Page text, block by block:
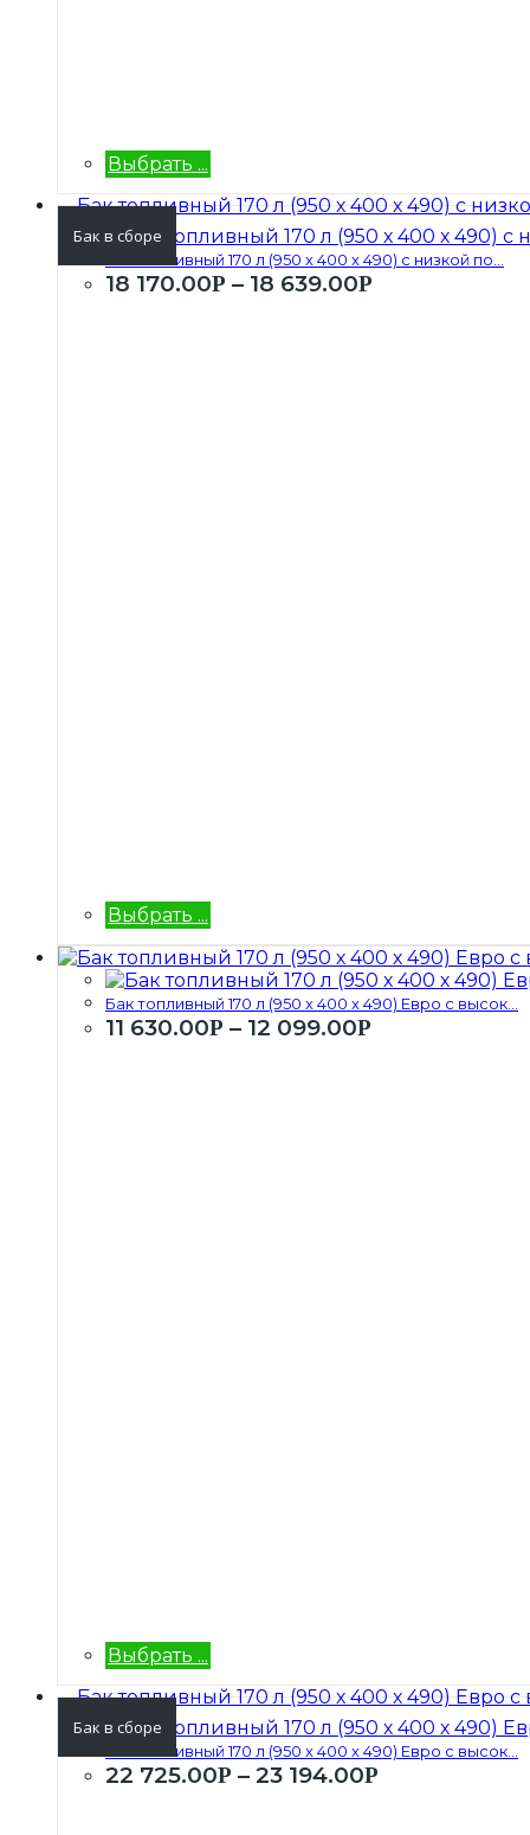
Выбрать ...
Бак в сборе
Бак топливный 170 л (950 х 400 х 490) с низкой по...
18 170.00Р – 18 639.00Р
Выбрать ...
Бак топливный 170 л (950 х 400 х 490) Евро с высок...
11 630.00Р – 12 099.00Р
Выбрать ...
Бак в сборе
Бак топливный 170 л (950 х 400 х 490) Евро с высок...
22 725.00Р – 23 194.00Р